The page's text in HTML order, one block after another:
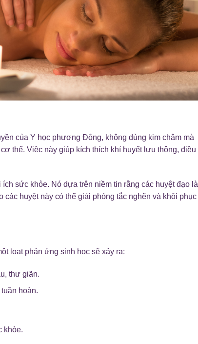
của Y học phương Đông, không dùng kim châm mà
thể. Việc này giúp kích thích khí huyết lưu thông, điều
sức khỏe. Nó dựa trên niềm tin rằng các huyệt đạo là
huyệt này có thể giải phóng tắc nghẽn và khôi phục
loạt phản ứng sinh học sẽ xảy ra:
thư giãn.
hoàn.
khỏe.